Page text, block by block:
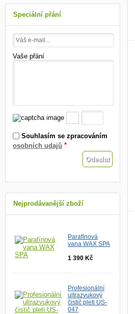
Speciální přání
Vaše přání
Souhlasím se zpracováním
osobních udajů *
Nejprodávanější zboží
Parafínová
vana WAX SPA
1 390 Kč
Profesionální
ultrazvukový
čistič pleti US-
047